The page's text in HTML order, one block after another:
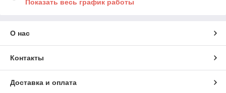
Показать весь график работы
О нас
Контакты
Доставка и оплата